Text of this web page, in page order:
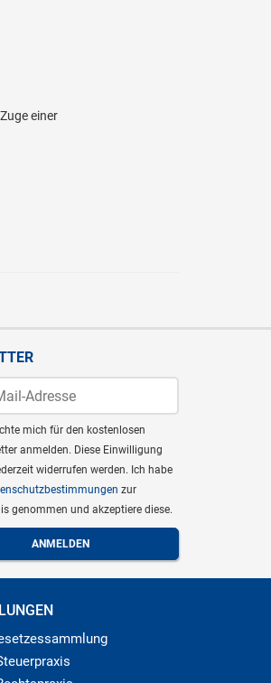
einer
mich für den kostenlosen
anmelden. Diese Einwilligung
widerrufen werden. Ich habe
zur
genommen und akzeptiere diese.